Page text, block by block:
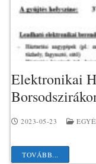
Elektronikai
2023-05-23
TOVÁBB...